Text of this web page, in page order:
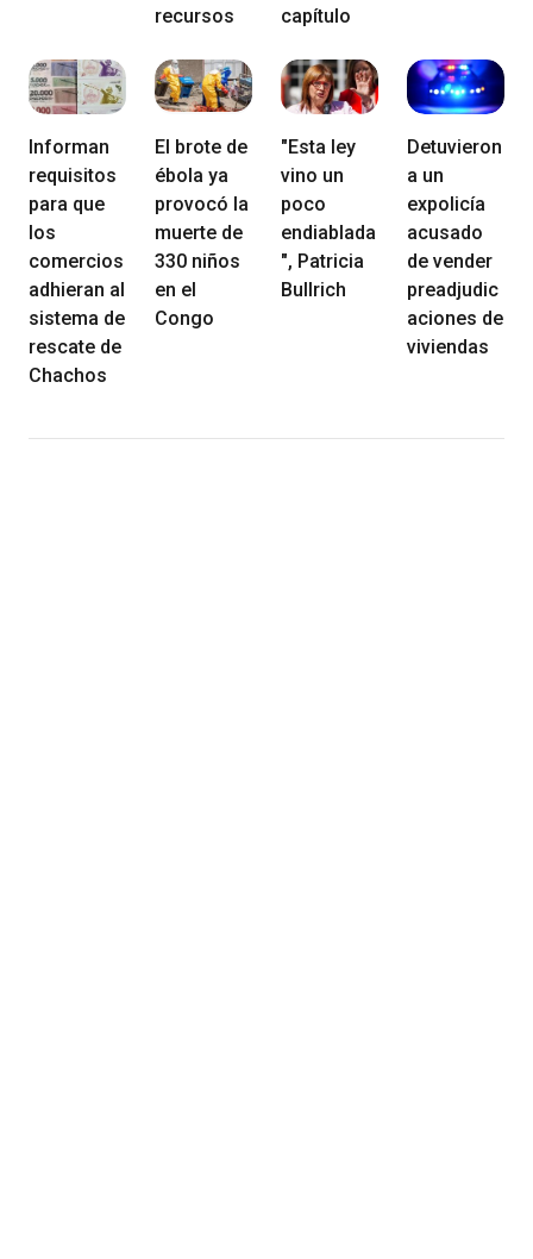
recursos
capítulo
Informan
requisitos
para que
los
comercios
adhieran al
sistema de
rescate de
Chachos
El brote de
ébola ya
provocó la
muerte de
330 niños
en el
Congo
"Esta ley
vino un
poco
endiablada
", Patricia
Bullrich
Detuvieron
a un
expolicía
acusado
de vender
preadjudic
aciones de
viviendas